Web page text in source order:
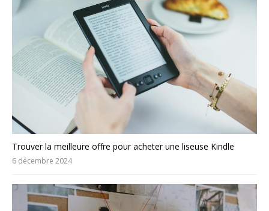
Trouver la meilleure offre pour acheter une liseuse Kindle
6 décembre 2024